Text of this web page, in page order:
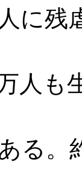
に残
人も
る。